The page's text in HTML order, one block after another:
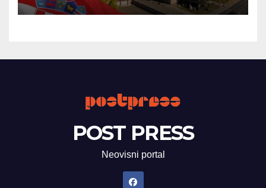
POST PRESS
Neovisni portal